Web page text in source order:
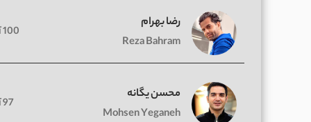
رضا بهرام
Reza Bahram
100 آهنگ
محسن یگانه
Mohsen Yeganeh
97 آهنگ